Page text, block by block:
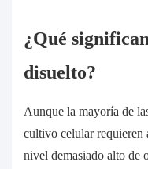
¿Qué
disuelto?
Aunque la mayoría de
cultivo celular requieren
nivel demasiado alto de